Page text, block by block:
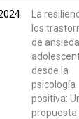
La
los
de
desde la
psicología
positiva:
propuesta